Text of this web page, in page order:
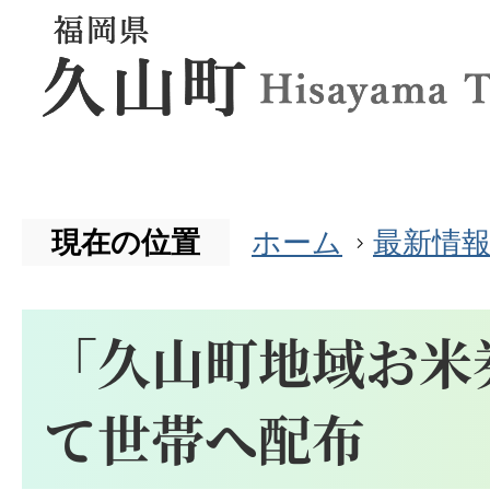
現在の位置 ホーム 最新情報
「久山町地域お
て世帯へ配布